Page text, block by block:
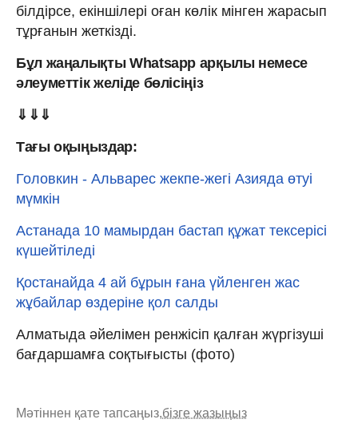
білдірсе, екіншілері оған көлік мінген жарасып
тұрғанын жеткізді.
Бұл жаңалықты Whatsapp арқылы немесе
әлеуметтік желіде бөлісіңіз
⇓⇓⇓
Тағы оқыңыздар:
Головкин - Альварес жекпе-жегі Азияда өтуі
мүмкін
Астанада 10 мамырдан бастап құжат тексерісі
күшейтіледі
Қостанайда 4 ай бұрын ғана үйленген жас
жұбайлар өздеріне қол салды
Алматыда әйелімен ренжісіп қалған жүргізуші
бағдаршамға соқтығысты (фото)
Мәтіннен қате тапсаңыз,бізге жазыңыз